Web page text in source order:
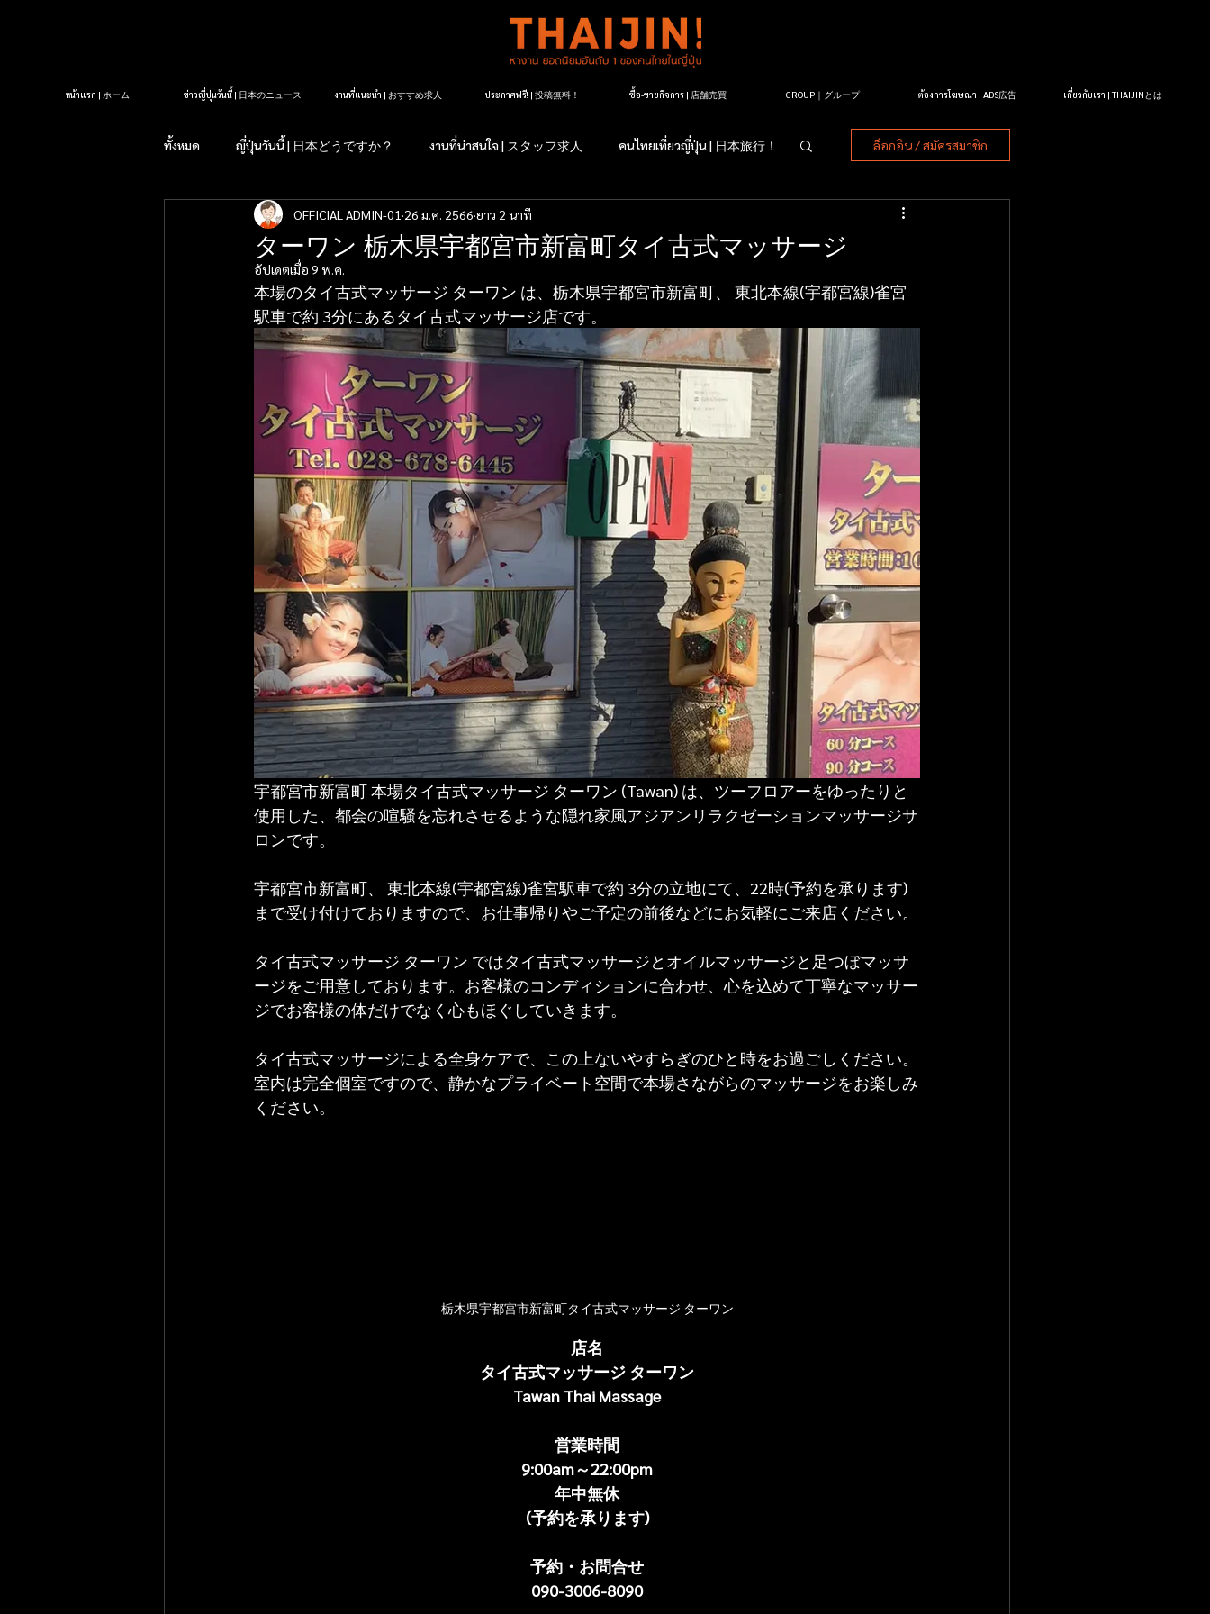
หน้าแรก | ホーム ข่าวญี่ปุ่นวันนี้ | 日本のニュース งานที่แนะนำ | おすすめ求人 ประกาศฟรี! | 投稿無料！ ซื้อ-ขายกิจการ | 店舗売買 GROUP｜グループ ต้องการโฆษณา | ADS広告 เกี่ยวกับเรา | THAIJINとは
ทั้งหมด ญี่ปุ่นวันนี้ | 日本どうですか？ งานที่น่าสนใจ | スタッフ求人 คนไทยเที่ยวญี่ปุ่น | 日本旅行！
รู้หรือไม่?ในญี่ปุ่น| 知っていますか？日本のこと マッサージ紹介
タイクラブ紹介 アロママッサージ店紹介 マッサージについて タイランドについて
ล็อกอิน / สมัครสมาชิก
ターワン 栃木県宇都宮市新富町タイ古式マッサージ
OFFICIAL ADMIN-01 26 ม.ค. 2566 ยาว 2 นาที
อัปเดตเมื่อ 9 พ.ค.
本場のタイ古式マッサージ ターワン は、栃木県宇都宮市新富町、 東北本線(宇都宮線)雀宮
駅車で約 3分にあるタイ古式マッサージ店です。
宇都宮市新富町 本場タイ古式マッサージ ターワン (Tawan) は、ツーフロアーをゆったりと
使用した、都会の喧騒を忘れさせるような隠れ家風アジアンリラクゼーションマッサージサ
ロンです。
宇都宮市新富町、 東北本線(宇都宮線)雀宮駅車で約 3分の立地にて、22時(予約を承ります)
まで受け付けておりますので、お仕事帰りやご予定の前後などにお気軽にご来店ください。
タイ古式マッサージ ターワン ではタイ古式マッサージとオイルマッサージと足つぼマッサ
ージをご用意しております。お客様のコンディションに合わせ、心を込めて丁寧なマッサー
ジでお客様の体だけでなく心もほぐしていきます。
タイ古式マッサージによる全身ケアで、この上ないやすらぎのひと時をお過ごしください。
室内は完全個室ですので、静かなプライベート空間で本場さながらのマッサージをお楽しみ
ください。
栃木県宇都宮市新富町タイ古式マッサージ ターワン
店名
タイ古式マッサージ ターワン
Tawan Thai Massage
営業時間
9:00am～22:00pm
年中無休
(予約を承ります)
予約・お問合せ
090-3006-8090